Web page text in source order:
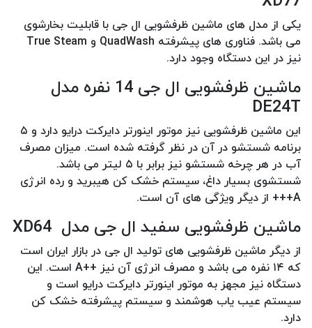
یکی از مدل های ماشین ظرفشویی ال جی با قابلیت بخارشوی
می باشد. فناوری های پیشرفته QuadWash و True Steam
نیز در این دستگاه وجود دارد.
ماشین ظرفشویی ال جی 14 نفره مدل
DE24T
این ماشین ظرفشویی نیز موتور اینورتر دایرکت درایو دارد و ۵
برنامه شستشو در آن در نظر گرفته شده است. میزان مصرف
آب در هر چرخه شستشو نیز برابر با ۵ لیتر می باشد.
شستشوی بسیار داغ، سیستم خشک کن هیبرید و رده انرژی
A+++ از دیگر ویژگی های آن است.
ماشین ظرفشویی سفید ال جی مدل XD64
از دیگر ماشین ظرفشویی های تولید ال جی در بازار ایران است
که ۱۴ نفره می باشد و مصرف انرژی آن نیز ++A است. این
دستگاه نیز مجهز به موتور اینورتر دایرکت درایو است و
سیستم عیب یاب هوشمند و سیستم پیشرفته خشک کن
دارد.